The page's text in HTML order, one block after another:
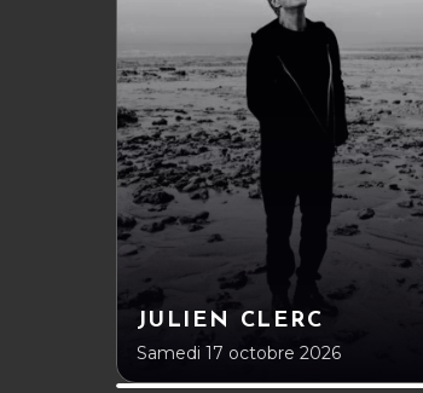
JULIEN CLERC
Samedi 17 octobre 2026